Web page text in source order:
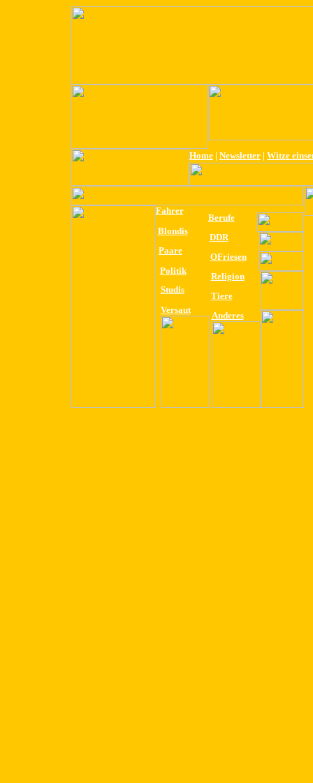
Home | Newsletter | Witze
Fahrer
Berufe
Blondis
DDR
Paare
OFriesen
Politik
Religion
Studis
Tiere
Versaut
Anderes